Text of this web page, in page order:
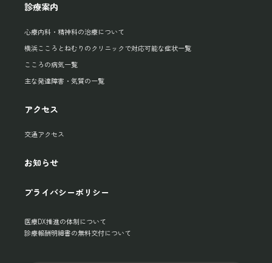
診療案内
心療内科・精神科の治療について
横浜こころとねむりのクリニックで対応可能な症状一覧
こころの病気一覧
主な発達障害・気質の一覧
アクセス
交通アクセス
お知らせ
プライバシーポリシー
医療DX推進の体制について
診療報酬明細書の無料交付について